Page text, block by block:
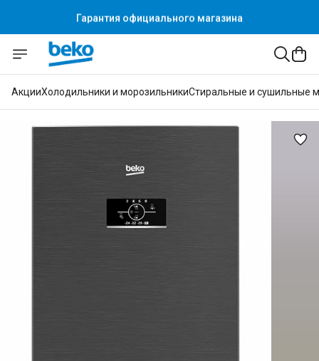
Гарантия официального магазина
АкцииХолодильники и морозильникиСтиральные и сушильные